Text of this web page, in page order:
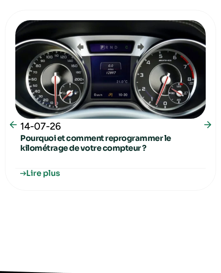
14-07-26
Pourquoi et comment reprogrammer le
kilométrage de votre compteur ?
Lire plus